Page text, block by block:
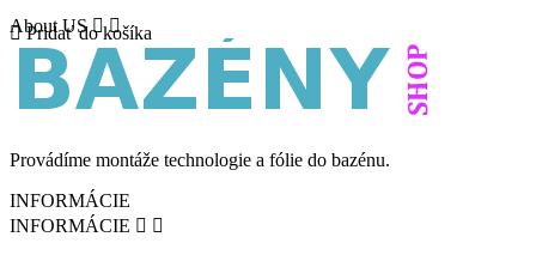
 Pridať do košíka
About US  
Provádíme montáže technologie a fólie do bazénu.
INFORMÁCIE
INFORMÁCIE  